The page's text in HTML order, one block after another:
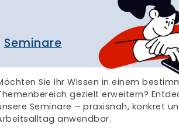
Seminare
Sie Ihr Wissen in einem
gezielt erweitern?
Seminare – praxisnah, konkret
anwendbar.